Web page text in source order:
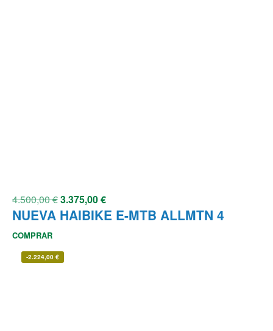
4.500,00€3.375,00€
NUEVA HAIBIKE E-MTB ALLMTN 4
COMPRAR
-2.224,00 €